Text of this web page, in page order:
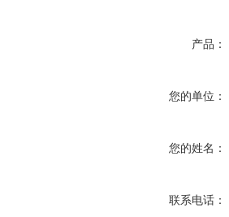
产品：
您的单位：
您的姓名：
联系电话：